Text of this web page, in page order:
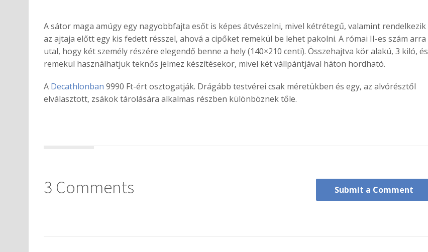
A sátor maga amúgy egy nagyobbfajta esőt is képes átvészelni, mivel kétrétegű, valamint rendelkezik
az ajtaja előtt egy kis fedett résszel, ahová a cipőket remekül be lehet pakolni. A római II-es szám arra
utal, hogy két személy részére elegendő benne a hely (140×210 centi). Összehajtva kör alakú, 3 kiló, és
remekül használhatjuk teknős jelmez készítésekor, mivel két vállpántjával háton hordható.
A Decathlonban 9990 Ft-ért osztogatják. Drágább testvérei csak méretükben és egy, az alvórésztől
elválasztott, zsákok tárolására alkalmas részben különböznek tőle.
3 Comments Submit a Comment